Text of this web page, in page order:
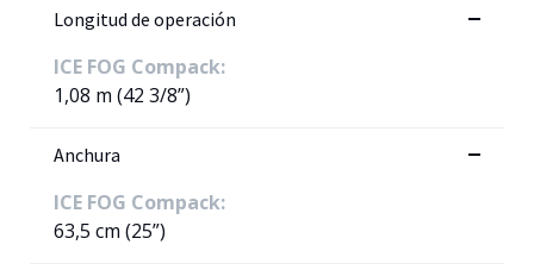
Longitud de operación
ICE FOG Compack:
1,08 m (42 3/8”)
Anchura
ICE FOG Compack:
63,5 cm (25”)